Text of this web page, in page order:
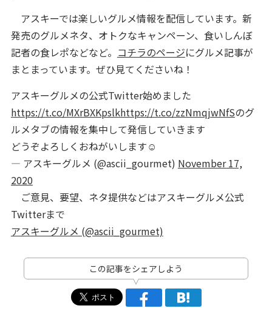
アスキーでは楽しいグルメ情報を配信しています。新
発売のグルメネタ、オトクなキャンペーン、食いしんぼ
記者の食レポなどなど。 コチラのページにグルメ記事が
まとまっています。ぜひ見てくださいね！
アスキーグルメの公式Twitter始めました
https://t.co/MXrBXKpslkhttps://t.co/zzNmqjwNfSのグ
ルメタブの情報を集中して発信していきます
どうぞよろしくおねがいします☺️
— アスキーグルメ (@ascii_gourmet) November 17,
2020
ご意見、要望、ネタ提供などはアスキーグルメ公式
Twitterまで
アスキーグルメ (@ascii_gourmet)
この記事をシェアしよう